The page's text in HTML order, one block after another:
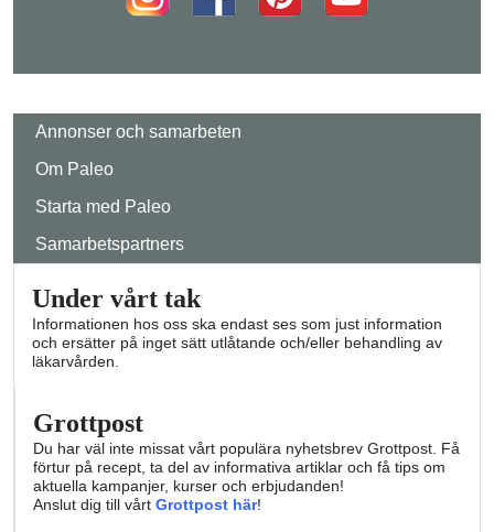
Annonser och samarbeten
Om Paleo
Starta med Paleo
Samarbetspartners
Under vårt tak
Informationen hos oss ska endast ses som just information
och ersätter på inget sätt utlåtande och/eller behandling av
läkarvården.
Grottpost
Du har väl inte missat vårt populära nyhetsbrev Grottpost. Få
förtur på recept, ta del av informativa artiklar och få tips om
aktuella kampanjer, kurser och erbjudanden!
Anslut dig till vårt Grottpost här!